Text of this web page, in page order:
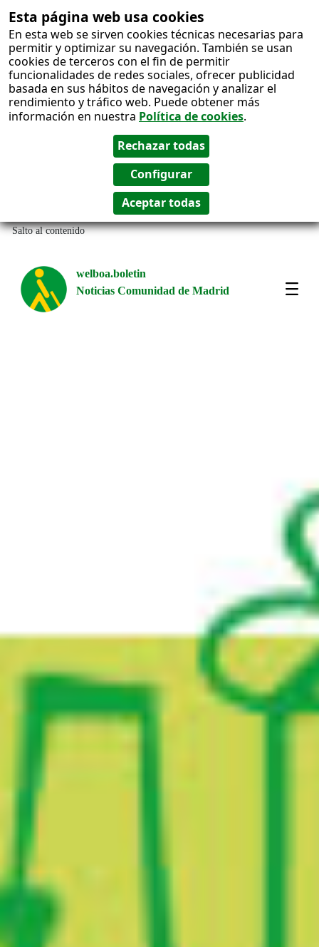
Esta página web usa cookies
En esta web se sirven cookies técnicas necesarias para
permitir y optimizar su navegación. También se usan
cookies de terceros con el fin de permitir
funcionalidades de redes sociales, ofrecer publicidad
basada en sus hábitos de navegación y analizar el
rendimiento y tráfico web. Puede obtener más
información en nuestra Política de cookies.
Salto al contenido
welboa.boletin
Noticias Comunidad de Madrid